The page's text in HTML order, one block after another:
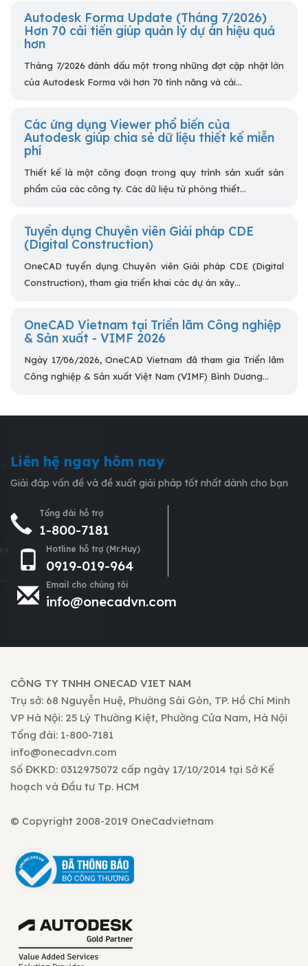
Autodesk Forma Update (Tháng 7/2026)
Hơn 70 cải tiến giúp quản lý dự án hiệu quả
hơn
Tháng 7/2026 đánh dấu một trong những đợt cập nhật lớn
của Autodesk Forma với hơn 70 tính năng và cải...
Các ứng dụng Viewer phổ biến của
Autodesk giúp chia sẻ dữ liệu thiết kế miễn
phí
Thiết kế là một công đoạn trong quy trình sản xuất sản
phẩm của các công ty. Các dữ liệu từ phòng thiết...
Tuyển dụng Chuyên viên Giải pháp CDE
(Digital Construction)
OneCAD tuyển dụng Chuyên viên Giải pháp CDE (Digital
Construction), tham gia triển khai các dự án xây...
OneCAD Vietnam tại Triển lãm Công nghiệp
& Sản xuất - VIMF 2026
Ngày 17/06/2026, OneCAD Vietnam đã tham gia Triển lãm
Công nghiệp & Sản xuất Việt Nam (VIMF) Bình Dương...
Liên hệ ngay hôm nay
Giải đáp vấn đề và đề xuất giải pháp tốt nhất dành cho bạn
Tổng đài hỗ trợ
1-800-7181
Hotline hỗ trợ (Mr.Huy)
0919-019-964
Email cho chúng tôi
info@onecadvn.com
CÔNG TY TNHH ONECAD VIET NAM
Trụ sở: 68 Nguyễn Huệ, Phường Sài Gòn, TP. Hồ Chí Minh
VP Hà Nội: 25 Lý Thường Kiệt, Phường Cửa Nam, Hà Nội
Tổng đài: 1-800-7181
info@onecadvn.com
Số ĐKKD: 0312975072 cấp ngày 17/10/2014 tại Sở Kế
hoạch và Đầu tư Tp. HCM
© Copyright 2008-2019 OneCadvietnam